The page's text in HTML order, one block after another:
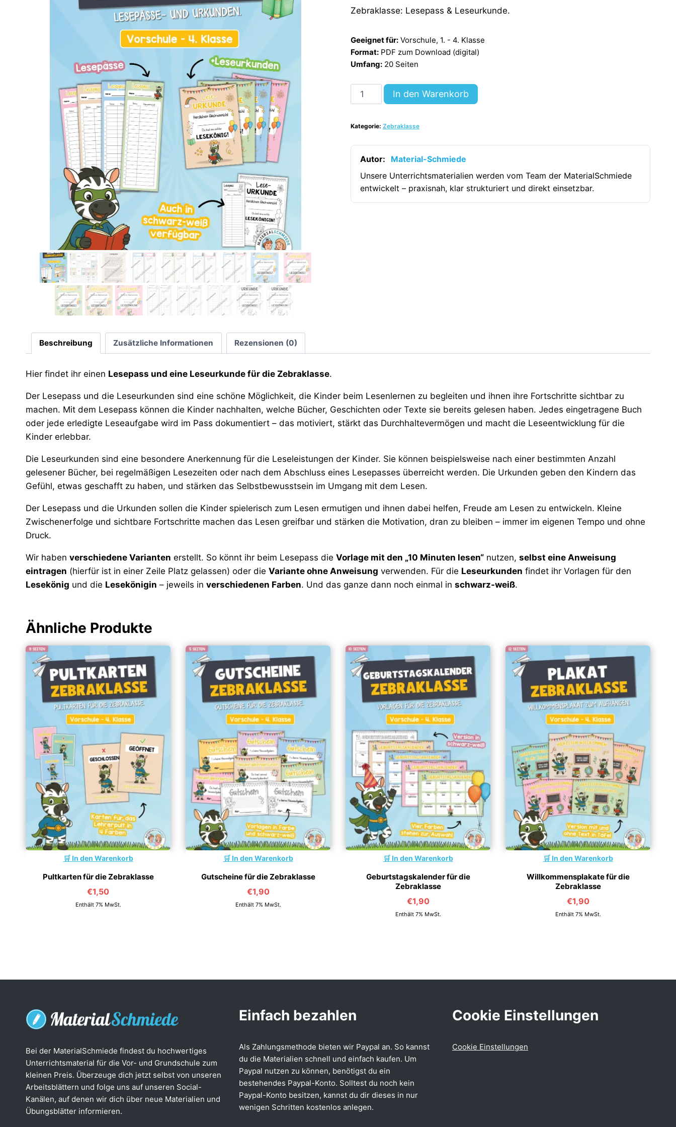
Zebraklasse: Lesepass & Leseurkunde.
Geeignet für: Vorschule, 1. - 4. Klasse
Format: PDF zum Download (digital)
Umfang: 20 Seiten
Lesepass
&
für
die
Zebraklasse
[Digital]
Menge
In den Warenkorb
Kategorie: Zebraklasse
Autor:
Material-Schmiede
Unsere Unterrichtsmaterialien werden vom Team der MaterialSchmiede
entwickelt – praxisnah, klar strukturiert und direkt einsetzbar.
Beschreibung Zusätzliche Informationen Rezensionen (0)
Hier findet ihr einen Lesepass und eine Leseurkunde für die Zebraklasse.
Der Lesepass und die Leseurkunden sind eine schöne Möglichkeit, die Kinder beim Lesenlernen zu begleiten und ihnen ihre Fortschritte sichtbar zu
machen. Mit dem Lesepass können die Kinder nachhalten, welche Bücher, Geschichten oder Texte sie bereits gelesen haben. Jedes eingetragene Buch
oder jede erledigte Leseaufgabe wird im Pass dokumentiert – das motiviert, stärkt das Durchhaltevermögen und macht die Leseentwicklung für die
Kinder erlebbar.
Die Leseurkunden sind eine besondere Anerkennung für die Leseleistungen der Kinder. Sie können beispielsweise nach einer bestimmten Anzahl
gelesener Bücher, bei regelmäßigen Lesezeiten oder nach dem Abschluss eines Lesepasses überreicht werden. Die Urkunden geben den Kindern das
Gefühl, etwas geschafft zu haben, und stärken das Selbstbewusstsein im Umgang mit dem Lesen.
Der Lesepass und die Urkunden sollen die Kinder spielerisch zum Lesen ermutigen und ihnen dabei helfen, Freude am Lesen zu entwickeln. Kleine
Zwischenerfolge und sichtbare Fortschritte machen das Lesen greifbar und stärken die Motivation, dran zu bleiben – immer im eigenen Tempo und ohne
Druck.
Wir haben verschiedene Varianten erstellt. So könnt ihr beim Lesepass die Vorlage mit den „10 Minuten lesen“ nutzen, selbst eine Anweisung
eintragen (hierfür ist in einer Zeile Platz gelassen) oder die Variante ohne Anweisung verwenden. Für die Leseurkunden findet ihr Vorlagen für den
Lesekönig und die Lesekönigin – jeweils in verschiedenen Farben. Und das ganze dann noch einmal in schwarz-weiß.
Ähnliche Produkte
In den Warenkorb
Pultkarten für die Zebraklasse
€1,50
Enthält 7% MwSt.
In den Warenkorb
Gutscheine für die Zebraklasse
€1,90
Enthält 7% MwSt.
In den Warenkorb
Geburtstagskalender für die
Zebraklasse
€1,90
Enthält 7% MwSt.
In den Warenkorb
Willkommensplakate für die
Zebraklasse
€1,90
Enthält 7% MwSt.
Bei der MaterialSchmiede findest du hochwertiges
Unterrichtsmaterial für die Vor- und Grundschule zum
kleinen Preis. Überzeuge dich jetzt selbst von unseren
Arbeitsblättern und folge uns auf unseren Social-
Kanälen, auf denen wir dich über neue Materialien und
Übungsblätter informieren.
Einfach bezahlen
Als Zahlungsmethode bieten wir Paypal an. So kannst
du die Materialien schnell und einfach kaufen. Um
Paypal nutzen zu können, benötigst du ein
bestehendes Paypal-Konto. Solltest du noch kein
Paypal-Konto besitzen, kannst du dir dieses in nur
wenigen Schritten kostenlos anlegen.
Cookie Einstellungen
Cookie Einstellungen